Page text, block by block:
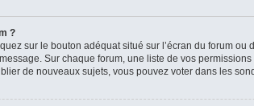
?
sur le bouton adéquat situé sur l’écran du forum ou
Sur chaque forum, une liste de vos
de nouveaux sujets, vous pouvez voter dans les